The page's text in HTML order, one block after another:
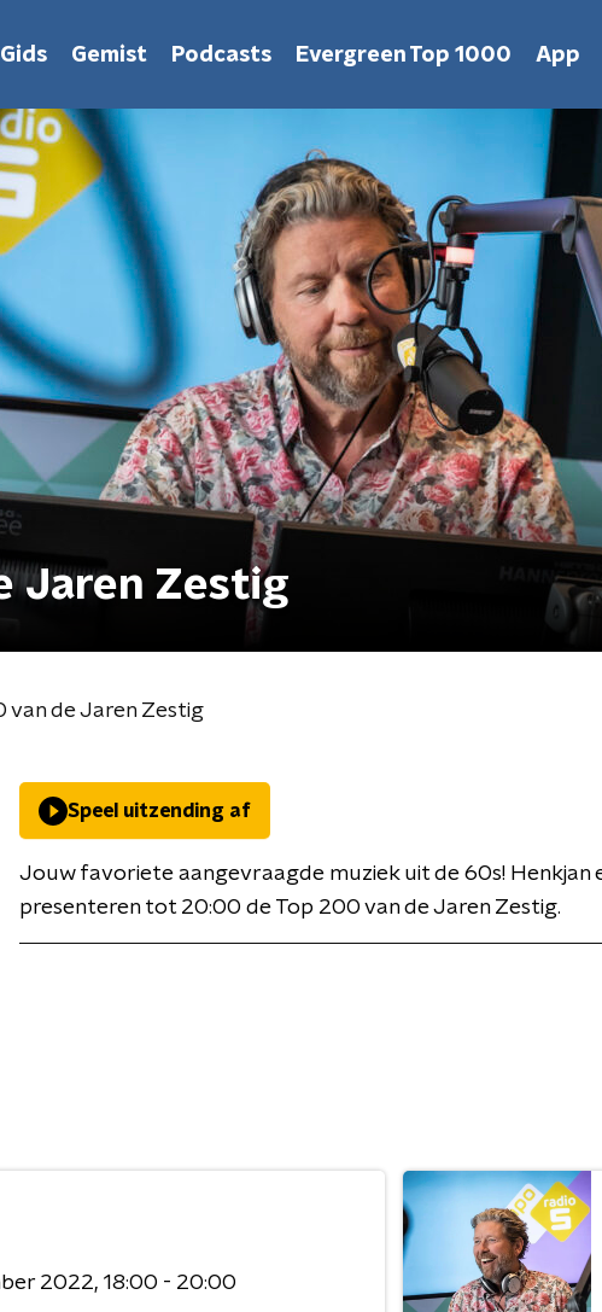
Gids Gemist Podcasts Evergreen Top 1000 App
Jaren Zestig
van de Jaren Zestig
Speel uitzending af
Jouw favoriete aangevraagde muziek uit de 60s! Henkjan
presenteren tot 20:00 de Top 200 van de Jaren Zestig.
2022 18:00 - 20:00